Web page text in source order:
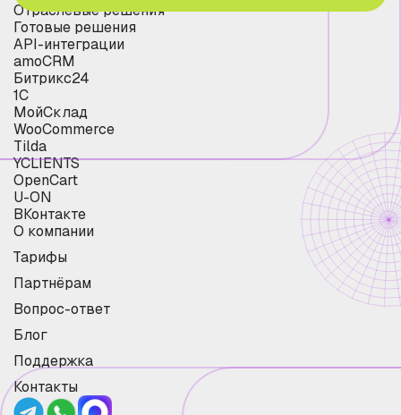
Отраслевые решения
Готовые решения
API-интеграции
amoCRM
Битрикс24
1С
МойСклад
WooCommerce
Tilda
YCLIENTS
OpenCart
U-ON
ВКонтакте
О компании
Тарифы
Партнёрам
Вопрос-ответ
Блог
Поддержка
Контакты